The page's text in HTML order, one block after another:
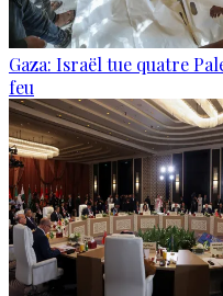
Gaza: Israël tue quatre
feu